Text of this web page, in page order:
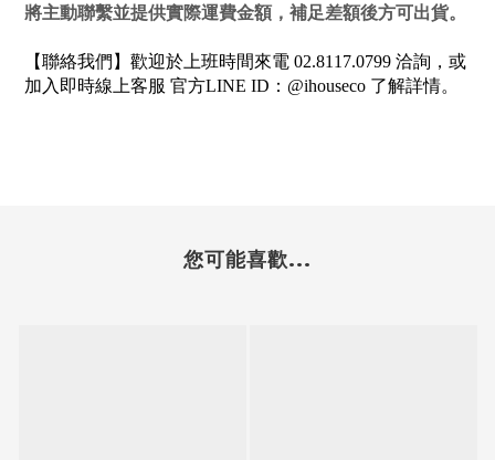
將主動聯繫並提供實際運費金額，補足差額後方可出貨。
【聯絡我們】歡迎於上班時間來電 02.8117.0799 洽詢，或
加入即時線上客服 官方LINE ID：@ihouseco 了解詳情。
您可能喜歡...